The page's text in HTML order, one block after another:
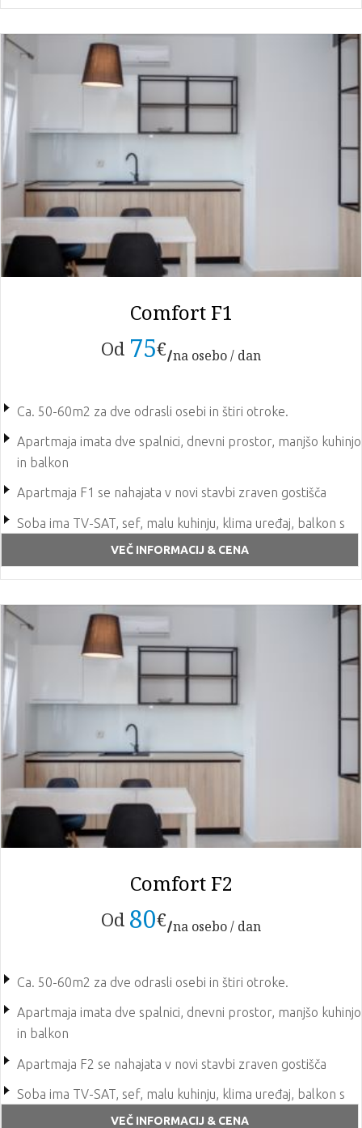
Comfort F1
Od 75€ na osebo / dan
Ca. 50-60m2 za dve odrasli osebi in štiri otroke.
Apartmaja imata dve spalnici, dnevni prostor, manjšo kuhinjo
in balkon
Apartmaja F1 se nahajata v novi stavbi zraven gostišča
Soba ima TV-SAT, sef, malu kuhinju, klima uređaj, balkon s
pogledom na moreVEČ INFORMACIJ & CENA
Comfort F2
Od 80€ na osebo / dan
Ca. 50-60m2 za dve odrasli osebi in štiri otroke.
Apartmaja imata dve spalnici, dnevni prostor, manjšo kuhinjo
in balkon
Apartmaja F2 se nahajata v novi stavbi zraven gostišča
Soba ima TV-SAT, sef, malu kuhinju, klima uređaj, balkon s
pogledom na moreVEČ INFORMACIJ & CENA